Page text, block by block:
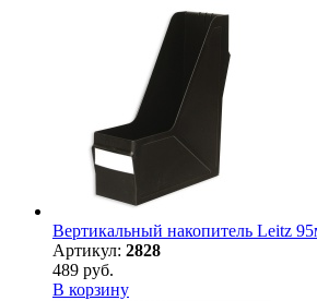
Вертикальный накопитель Leitz
Артикул: 2828
489 руб.
В корзину